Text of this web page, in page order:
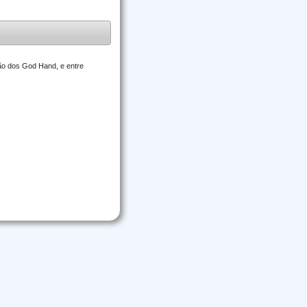
dos God Hand, e entre